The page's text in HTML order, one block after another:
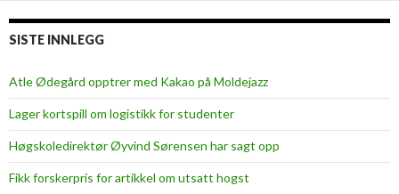
SISTE INNLEGG
Atle Ødegård opptrer med Kakao på Moldejazz
Lager kortspill om logistikk for studenter
Høgskoledirektør Øyvind Sørensen har sagt opp
Fikk forskerpris for artikkel om utsatt hogst